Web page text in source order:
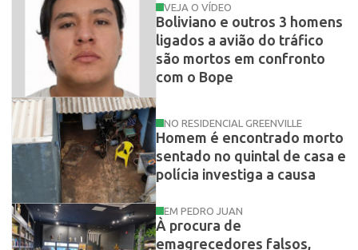
VEJA O VÍDEO
Boliviano e outros 3 homens
ligados a avião do tráfico
são mortos em confronto
com o Bope
NO RESIDENCIAL GREENVILLE
Homem é encontrado morto
sentado no quintal de casa e
polícia investiga a causa
EM PEDRO JUAN
À procura de
emagrecedores falsos,